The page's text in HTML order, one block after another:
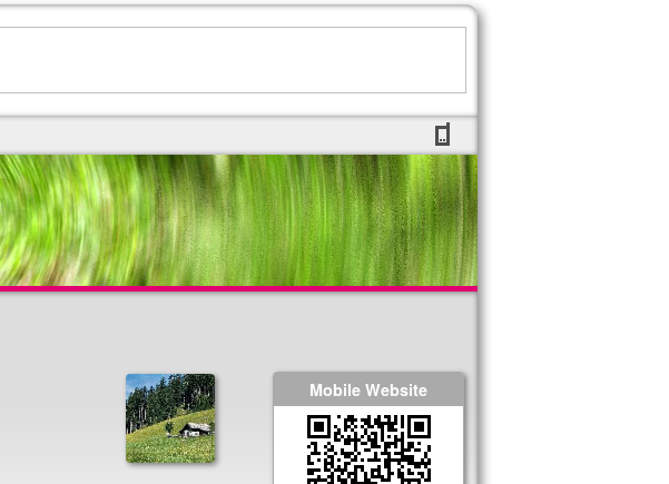
Mobile Website